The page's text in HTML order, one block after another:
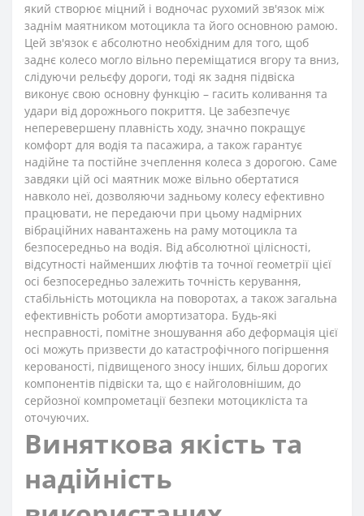
який створює міцний і водночас рухомий зв'язок між
заднім маятником мотоцикла та його основною рамою.
Цей зв'язок є абсолютно необхідним для того, щоб
заднє колесо могло вільно переміщатися вгору та вниз,
слідуючи рельєфу дороги, тоді як задня підвіска
виконує свою основну функцію – гасить коливання та
удари від дорожнього покриття. Це забезпечує
неперевершену плавність ходу, значно покращує
комфорт для водія та пасажира, а також гарантує
надійне та постійне зчеплення колеса з дорогою. Саме
завдяки цій осі маятник може вільно обертатися
навколо неї, дозволяючи задньому колесу ефективно
працювати, не передаючи при цьому надмірних
вібраційних навантажень на раму мотоцикла та
безпосередньо на водія. Від абсолютної цілісності,
відсутності найменших люфтів та точної геометрії цієї
осі безпосередньо залежить точність керування,
стабільність мотоцикла на поворотах, а також загальна
ефективність роботи амортизатора. Будь-які
несправності, помітне зношування або деформація цієї
осі можуть призвести до катастрофічного погіршення
керованості, підвищеного зносу інших, більш дорогих
компонентів підвіски та, що є найголовнішим, до
серйозної компрометації безпеки мотоцикліста та
оточуючих.
Виняткова якість та
надійність